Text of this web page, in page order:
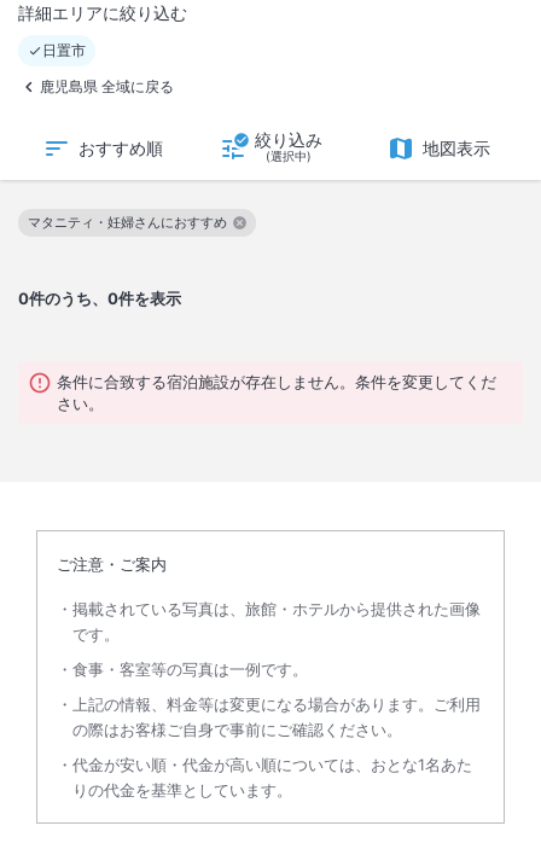
詳細エリアに絞り込む
日置市
鹿児島県 全域に戻る
おすすめ順 絞り込み
(選択中) 地図表示
0件のうち、0件を表示
マタニティ・妊婦さんにおすすめ
この絞り込み条件を解除
条件に合致する宿泊施設が存在しません。条件を変更してくだ
さい。
ご注意・ご案内
掲載されている写真は、旅館・ホテルから提供された画像
です。
食事・客室等の写真は一例です。
上記の情報、料金等は変更になる場合があります。ご利用
の際はお客様ご自身で事前にご確認ください。
代金が安い順・代金が高い順については、おとな1名あた
りの代金を基準としています。